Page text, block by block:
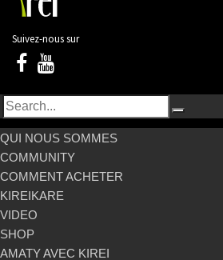
Suivez-nous sur
QUI NOUS SOMMES
COMMUNITY
COMMENT ACHETER
KIREIKARE
VIDEO
SHOP
AMATY AVEC KIREI